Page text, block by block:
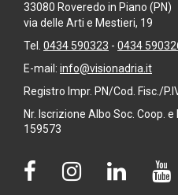
33080 Roveredo in Piano (PN)
via delle Arti e Mestieri, 19
Tel. 0434 590323 - 0434
E-mail: info@visionadria.it
Registro Impr. PN/Cod. Fisc./
Nr. Iscrizione Albo Soc. Coop.
159573